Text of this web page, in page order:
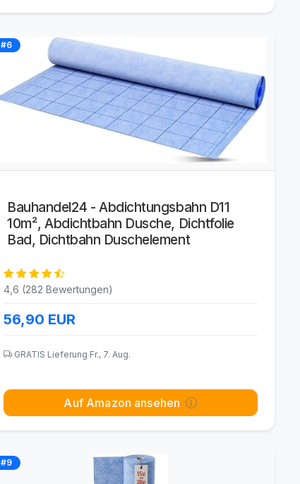
#6
Bauhandel24 - Abdichtungsbahn D11
10m², Abdichtbahn Dusche, Dichtfolie
Bad, Dichtbahn Duschelement
4,6 (282 Bewertungen)
56,90 EUR
GRATIS Lieferung Fr., 7. Aug.
Auf Amazon ansehen
#9